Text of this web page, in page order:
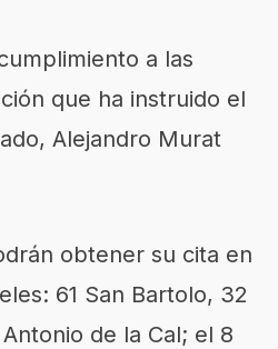
a las
que ha instruido el
Alejandro Murat
obtener su cita en
61 San Bartolo, 32
de la Cal; el 8